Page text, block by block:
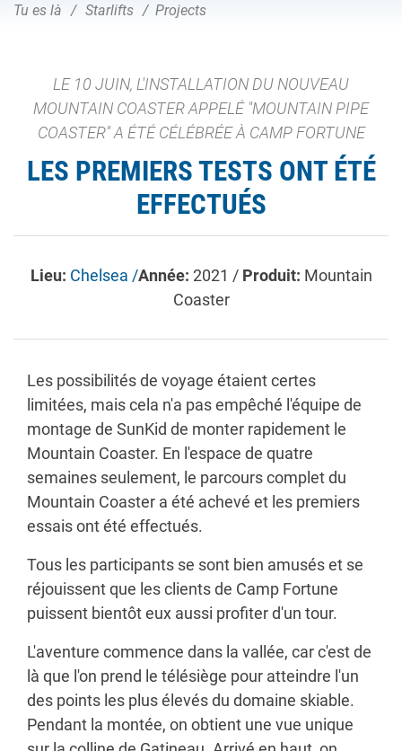
Tu es là Starlifts Projects
LE 10 JUIN, L'INSTALLATION DU NOUVEAU
MOUNTAIN COASTER APPELÉ "MOUNTAIN PIPE
COASTER" A ÉTÉ CÉLÉBRÉE À CAMP FORTUNE
LES PREMIERS TESTS ONT ÉTÉ
EFFECTUÉS
Lieu: Chelsea /Année: 2021 / Produit: Mountain
Coaster
Les possibilités de voyage étaient certes
limitées, mais cela n'a pas empêché l'équipe de
montage de SunKid de monter rapidement le
Mountain Coaster. En l'espace de quatre
semaines seulement, le parcours complet du
Mountain Coaster a été achevé et les premiers
essais ont été effectués.
Tous les participants se sont bien amusés et se
réjouissent que les clients de Camp Fortune
puissent bientôt eux aussi profiter d'un tour.
L'aventure commence dans la vallée, car c'est de
là que l'on prend le télésiège pour atteindre l'un
des points les plus élevés du domaine skiable.
Pendant la montée, on obtient une vue unique